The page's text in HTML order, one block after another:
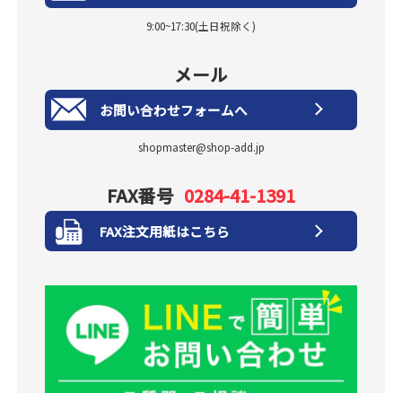
9:00~17:30(土日祝除く)
メール
お問い合わせフォームへ
shopmaster@shop-add.jp
FAX番号 0284-41-1391
FAX注文用紙はこちら